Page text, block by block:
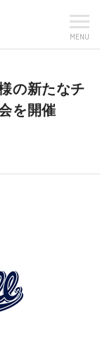
MENU
の新たなチ
を開催